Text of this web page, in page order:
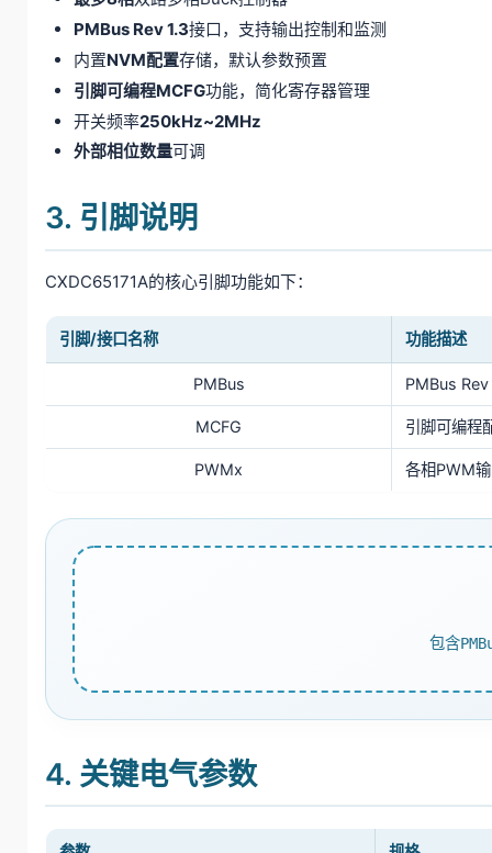
PMBus Rev 1.3接口，支持输出控制和监测
内置NVM配置存储，默认参数预置
引脚可编程MCFG功能，简化寄存器管理
开关频率250kHz~2MHz
外部相位数量可调
3. 引脚说明
CXDC65171A的核心引脚功能如下：
引脚/接口名称 功能描述
PMBus PMBus
MCFG 引脚可编程
PWMx 各相PWM
包含
4. 关键电气参数